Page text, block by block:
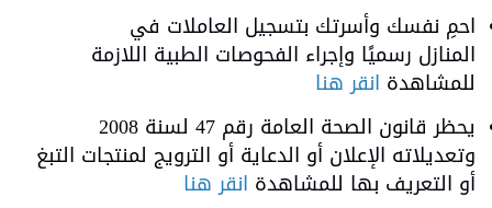
احمِ نفسك وأسرتك بتسجيل العاملات في
المنازل رسميًا وإجراء الفحوصات الطبية اللازمة
للمشاهدة انقر هنا
يحظر قانون الصحة العامة رقم 47 لسنة 2008
وتعديلاته الإعلان أو الدعاية أو الترويج لمنتجات التبغ
أو التعريف بها للمشاهدة انقر هنا